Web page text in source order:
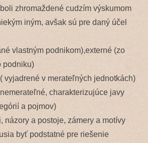
zhromaždené cudzím výskumom
iným, avšak sú pre daný účel
vlastným podnikom),externé (zo
podniku)
vyjadrené v merateľných jednotkách)
charakterizujúce javy
a pojmov)
názory a postoje, zámery a motívy
byť podstatné pre riešenie